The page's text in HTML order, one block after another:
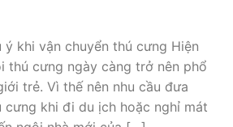
ý khi vận chuyển thú cưng Hiện
thú cưng ngày càng trở nên phổ
trẻ. Vì thế nên nhu cầu đưa
cưng khi đi du ịch hoặc nghỉ mát